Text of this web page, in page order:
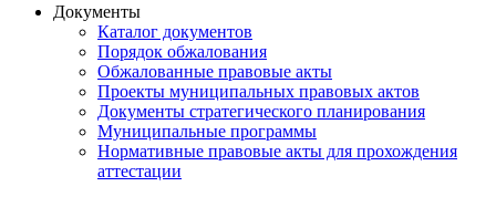
Документы
Каталог документов
Порядок обжалования
Обжалованные правовые акты
Проекты муниципальных правовых актов
Документы стратегического планирования
Муниципальные программы
Нормативные правовые акты для прохождения
аттестации